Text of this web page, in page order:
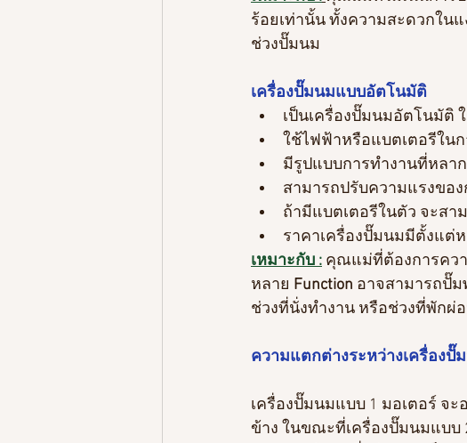
ร้อยเท่านั้น ทั้งความสะดวกใน
ช่วงปั๊มนม
เครื่องปั๊มนมแบบอัตโนมัติ
เป็นเครื่องปั๊มนมอัตโนมัติ
ใช้ไฟฟ้าหรือแบตเตอรีใน
มีรูปแบบการทำงานที่หลา
สามารถปรับความแรงขอ
ถ้ามีแบตเตอรีในตัว จะส
ราคาเครื่องปั๊มนมมีตั้งแต่
เหมาะกับ : คุณแม่ที่ต้องการควา
หลาย Function อาจสามารถปั๊
ช่วงที่นั่งทำงาน หรือช่วงที่พักผ่
ความแตกต่างระหว่างเครื่องปั๊
เครื่องปั๊มนมแบบ 1 มอเตอร์ จ
ข้าง ในขณะที่เครื่องปั๊มนมแบบ